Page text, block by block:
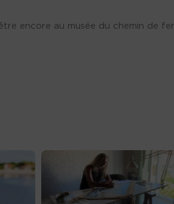
encore au musée du chemin de